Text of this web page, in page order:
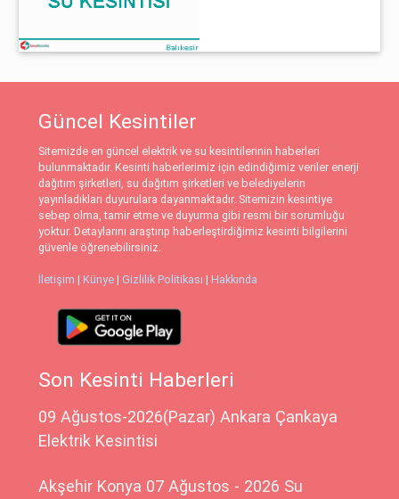
Güncel Kesintiler
Sitemizde en güncel elektrik ve su kesintilerinin haberleri
bulunmaktadır. Kesinti haberlerimiz için edindiğimiz veriler enerji
dağıtım şirketleri, su dağıtım şirketleri ve belediyelerin
yayınladıkları duyurulara dayanmaktadır. Sitemizin kesintiye
sebep olma, tamir etme ve duyurma gibi resmi bir sorumluğu
yoktur. Detaylarını araştırıp haberleştirdiğimiz kesinti bilgilerini
güvenle öğrenebilirsiniz.
İletişim | Künye | Gizlilik Politikası | Hakkında
Son Kesinti Haberleri
09 Ağustos-2026(Pazar) Ankara Çankaya
Elektrik Kesintisi
Akşehir Konya 07 Ağustos - 2026 Su